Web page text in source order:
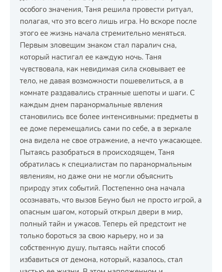
особого значения, Таня решила провести ритуал,
полагая, что это всего лишь игра. Но вскоре после
этого ее жизнь начала стремительно меняться.
Первым зловещим знаком стал паралич сна,
который настигал ее каждую ночь. Таня
чувствовала, как невидимая сила сковывает ее
тело, не давая возможности пошевелиться, а в
комнате раздавались странные шепоты и шаги. С
каждым днем паранормальные явления
становились все более интенсивными: предметы в
ее доме перемещались сами по себе, а в зеркале
она видела не свое отражение, а нечто ужасающее.
Пытаясь разобраться в происходящем, Таня
обратилась к специалистам по паранормальным
явлениям, но даже они не могли объяснить
природу этих событий. Постепенно она начала
осознавать, что вызов Беуно был не просто игрой, а
опасным шагом, который открыл двери в мир,
полный тайн и ужасов. Теперь ей предстоит не
только бороться за свою карьеру, но и за
собственную душу, пытаясь найти способ
избавиться от демона, который, казалось, стал